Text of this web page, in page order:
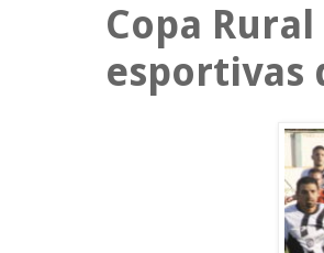
Copa
esportivas